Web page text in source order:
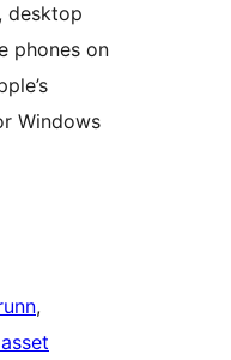
desktop
phones on
Windows